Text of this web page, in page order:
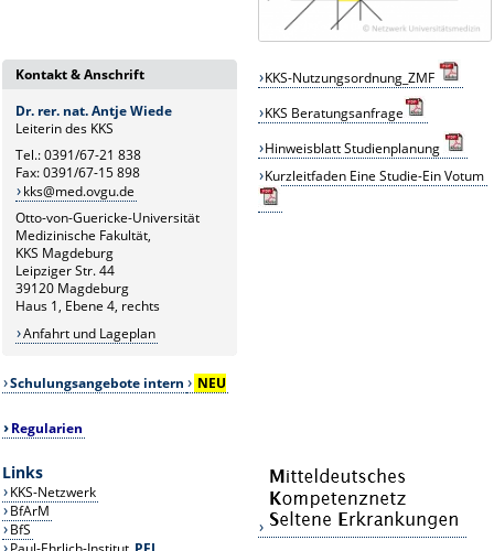
Kontakt & Anschrift
Dr. rer. nat. Antje Wiede
Leiterin des KKS
Tel.: 0391/67-21 838
Fax: 0391/67-15 898
kks@med.ovgu.de
Otto-von-Guericke-Universität
Medizinische Fakultät,
KKS Magdeburg
Leipziger Str. 44
39120 Magdeburg
Haus 1, Ebene 4, rechts
Anfahrt und Lageplan
KKS-Nutzungsordnung_ZMF
KKS Beratungsanfrage
Hinweisblatt Studienplanung
Kurzleitfaden Eine Studie-Ein Votum
Schulungsangebote intern NEU
Regularien
Links
KKS-Netzwerk
BfArM
BfS